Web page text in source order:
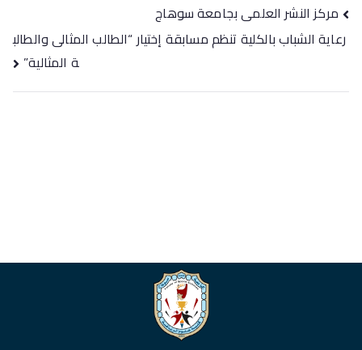
مركز النشر العلمى بجامعة سوهاج
رعاية الشباب بالكلية تنظم مسابقة إختيار “الطالب المثالى والطالب
ة المثالية”